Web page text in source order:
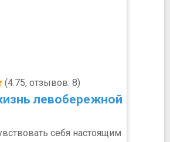
(4.75, отзывов: 8)
левобережной
себя настоящим